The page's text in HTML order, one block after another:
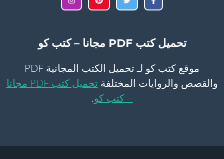
تحميل كتب PDF مجانا – كتب كو
موقع كتب كو لـ تحميل الكتب المجانية PDF
والقصص والروايات المختلفة
تحميل كتب PDF مجانا
– كتب كو.